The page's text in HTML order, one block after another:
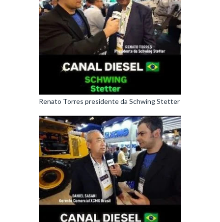
Renato Torres presidente da Schwing Stetter